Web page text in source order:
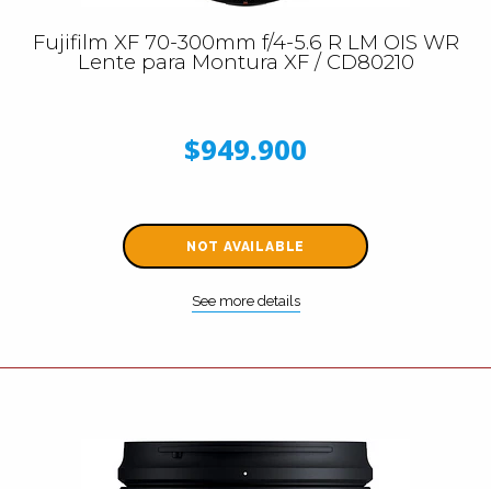
Fujifilm XF 70-300mm f/4-5.6 R LM OIS WR
Lente para Montura XF / CD80210
$949.900
NOT AVAILABLE
See more details